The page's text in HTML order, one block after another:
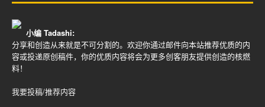
小编 Tadashi:
分享和创造从来就是不可分割的。欢迎你通过邮件向本站推荐优质的内
容或投递原创稿件，你的优质内容将会为更多创客朋友提供创造的核燃
料！
我要投稿/推荐内容